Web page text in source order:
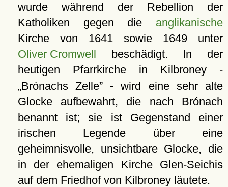
wurde während der Rebellion der
Katholiken gegen die anglikanische
Kirche von 1641 sowie 1649 unter
Oliver Cromwell beschädigt. In der
heutigen Pfarrkirchein Kilbroney -
Brónachs Zelle
- wird eine sehr alte
Glocke aufbewahrt, die nach Brónach
benannt ist; sie ist Gegenstand einer
irischen Legende über eine
geheimnisvolle, unsichtbare Glocke, die
in der ehemaligen Kirche Glen-Seichis
auf dem Friedhof von Kilbroney läutete.